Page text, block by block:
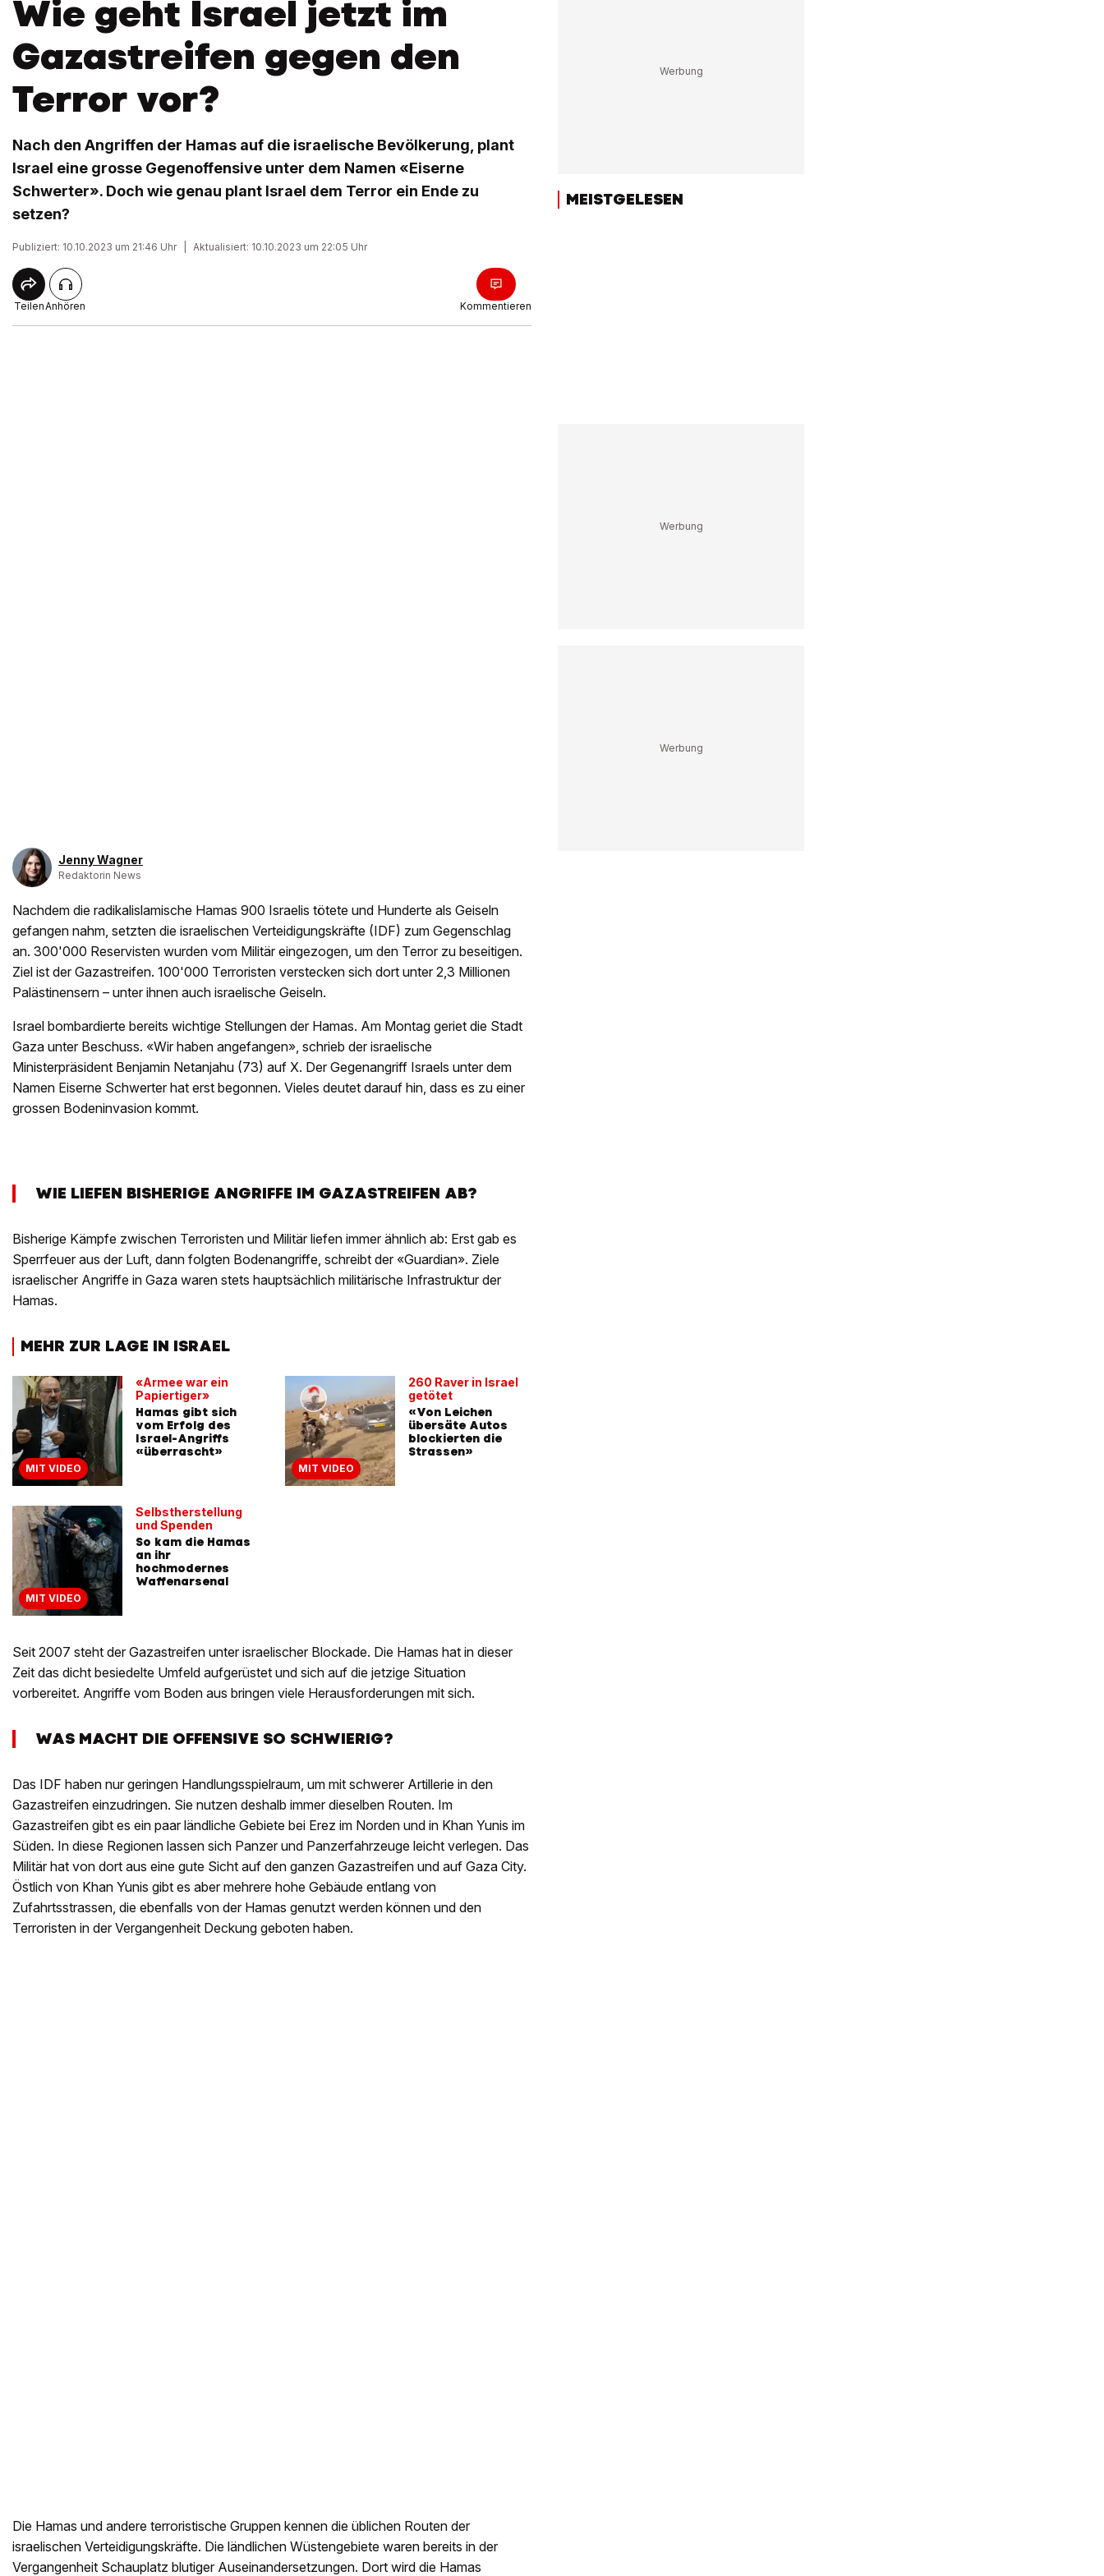
Wie geht Israel jetzt im
Gazastreifen gegen den
Terror vor?
Nach den Angriffen der Hamas auf die israelische Bevölkerung, plant
Israel eine grosse Gegenoffensive unter dem Namen «Eiserne
Schwerter». Doch wie genau plant Israel dem Terror ein Ende zu
setzen?
Publiziert: 10.10.2023 um 21:46 Uhr Aktualisiert: 10.10.2023 um 22:05 Uhr
TeilenAnhören Kommentieren
Jenny Wagner
Redaktorin News
Nachdem die radikalislamische Hamas 900 Israelis tötete und Hunderte als Geiseln
gefangen nahm, setzten die israelischen Verteidigungskräfte (IDF) zum Gegenschlag
an. 300'000 Reservisten wurden vom Militär eingezogen, um den Terror zu beseitigen.
Ziel ist der Gazastreifen. 100'000 Terroristen verstecken sich dort unter 2,3 Millionen
Palästinensern – unter ihnen auch israelische Geiseln.
Israel bombardierte bereits wichtige Stellungen der Hamas. Am Montag geriet die Stadt
Gaza unter Beschuss. «Wir haben angefangen», schrieb der israelische
Ministerpräsident Benjamin Netanjahu (73) auf X. Der Gegenangriff Israels unter dem
Namen Eiserne Schwerter hat erst begonnen. Vieles deutet darauf hin, dass es zu einer
grossen Bodeninvasion kommt.
WIE LIEFEN BISHERIGE ANGRIFFE IM GAZASTREIFEN AB?
Bisherige Kämpfe zwischen Terroristen und Militär liefen immer ähnlich ab: Erst gab es
Sperrfeuer aus der Luft, dann folgten Bodenangriffe, schreibt der «Guardian». Ziele
israelischer Angriffe in Gaza waren stets hauptsächlich militärische Infrastruktur der
Hamas.
MEHR ZUR LAGE IN ISRAEL
MIT VIDEO
«Armee war ein
Papiertiger»
Hamas gibt sich
vom Erfolg des
Israel-Angriffs
«überrascht»
MIT VIDEO
Selbstherstellung
und Spenden
So kam die Hamas
an ihr
hochmodernes
Waffenarsenal
MIT VIDEO
260 Raver in Israel
getötet
«Von Leichen
übersäte Autos
blockierten die
Strassen»
Seit 2007 steht der Gazastreifen unter israelischer Blockade. Die Hamas hat in dieser
Zeit das dicht besiedelte Umfeld aufgerüstet und sich auf die jetzige Situation
vorbereitet. Angriffe vom Boden aus bringen viele Herausforderungen mit sich.
WAS MACHT DIE OFFENSIVE SO SCHWIERIG?
Das IDF haben nur geringen Handlungsspielraum, um mit schwerer Artillerie in den
Gazastreifen einzudringen. Sie nutzen deshalb immer dieselben Routen. Im
Gazastreifen gibt es ein paar ländliche Gebiete bei Erez im Norden und in Khan Yunis im
Süden. In diese Regionen lassen sich Panzer und Panzerfahrzeuge leicht verlegen. Das
Militär hat von dort aus eine gute Sicht auf den ganzen Gazastreifen und auf Gaza City.
Östlich von Khan Yunis gibt es aber mehrere hohe Gebäude entlang von
Zufahrtsstrassen, die ebenfalls von der Hamas genutzt werden können und den
Terroristen in der Vergangenheit Deckung geboten haben.
Die Hamas und andere terroristische Gruppen kennen die üblichen Routen der
israelischen Verteidigungskräfte. Die ländlichen Wüstengebiete waren bereits in der
Vergangenheit Schauplatz blutiger Auseinandersetzungen. Dort wird die Hamas
MEISTGELESEN